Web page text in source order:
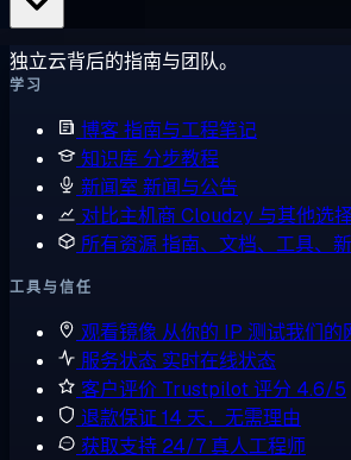
独立云背后的指南与团队。
学习
博客指南与工程笔记
知识库 分步教程
新闻室 新闻与公告
对比主机商 Cloudzy 与其他选
所有资源指南、文档、工具、
工具与信任
观看镜像 从你的 IP 测试我们的
服务状态 实时在线状态
客户评价 Trustpilot 评分 4.6/5
退款保证 14 天，无需理由
获取支持 24/7 真人工程师